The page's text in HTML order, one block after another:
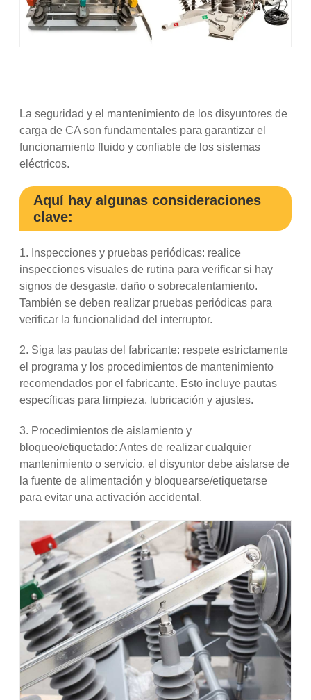
La seguridad y el mantenimiento de los disyuntores de
carga de CA son fundamentales para garantizar el
funcionamiento fluido y confiable de los sistemas
eléctricos.
Aquí hay algunas consideraciones
clave:
1. Inspecciones y pruebas periódicas: realice
inspecciones visuales de rutina para verificar si hay
signos de desgaste, daño o sobrecalentamiento.
También se deben realizar pruebas periódicas para
verificar la funcionalidad del interruptor.
2. Siga las pautas del fabricante: respete estrictamente
el programa y los procedimientos de mantenimiento
recomendados por el fabricante. Esto incluye pautas
específicas para limpieza, lubricación y ajustes.
3. Procedimientos de aislamiento y
bloqueo/etiquetado: Antes de realizar cualquier
mantenimiento o servicio, el disyuntor debe aislarse de
la fuente de alimentación y bloquearse/etiquetarse
para evitar una activación accidental.